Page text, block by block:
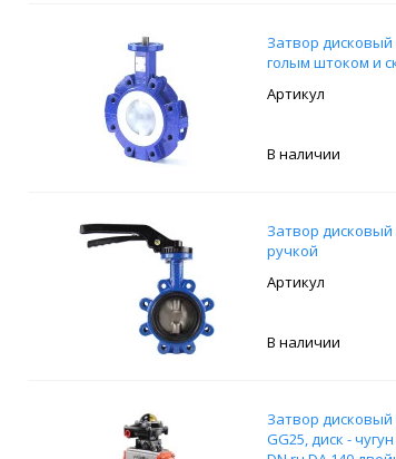
Затвор
голым штоком и
В наличии
Затвор дисковый
ручкой
В наличии
Затвор дисковый
GG25, диск -